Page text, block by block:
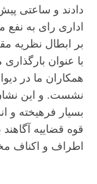
دادند و ساعتی
اداری رای به
بر ابطال نظریه
با عنوان
همکاران ما در
نشست. و این
بسیار فرهیخته و
قوه قضاییه
اطراف و اکناف